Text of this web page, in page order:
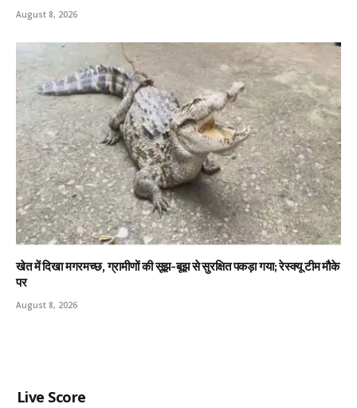
August 8, 2026
खेत में दिखा मगरमच्छ, ग्रामीणों की सूझ-बूझ से सुरक्षित पकड़ा गया; रेस्क्यू टीम मौके
पर
August 8, 2026
Live Score